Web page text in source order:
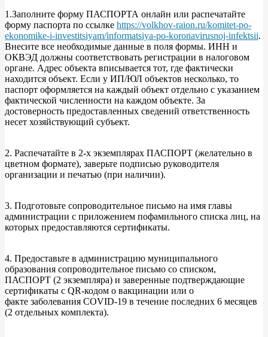
1.Заполните форму ПАСПОРТА онлайн или распечатайте
форму паспорта по ссылке https://volkhov-raion.ru/komitet-po-
ekonomike-i-investitsiyam/informatsiya-po-koronavirusnoj-infektsii.
Внесите все необходимые данные в поля формы. ИНН и
ОКВЭД должны соответствовать регистрации в налоговом
органе. Адрес объекта вписывается тот, где фактически
находится объект. Если у ИП/ЮЛ объектов несколько, то
паспорт оформляется на каждый объект отдельно с указанием
фактической численности на каждом объекте. За
достоверность предоставленных сведений ответственность
несет хозяйствующий субъект.
2. Распечатайте в 2-х экземплярах ПАСПОРТ (желательно в
цветном формате), заверьте подписью руководителя
организации и печатью (при наличии).
3. Подготовьте сопроводительное письмо на имя главы
администрации с приложением пофамильного списка лиц, на
которых предоставляются сертификаты.
4. Предоставьте в администрацию муниципального
образования сопроводительное письмо со списком,
ПАСПОРТ (2 экземпляра) и заверенные подтверждающие
сертификаты с QR-кодом о вакцинации или о
факте заболевания COVID-19 в течение последних 6 месяцев
(2 отдельных комплекта).